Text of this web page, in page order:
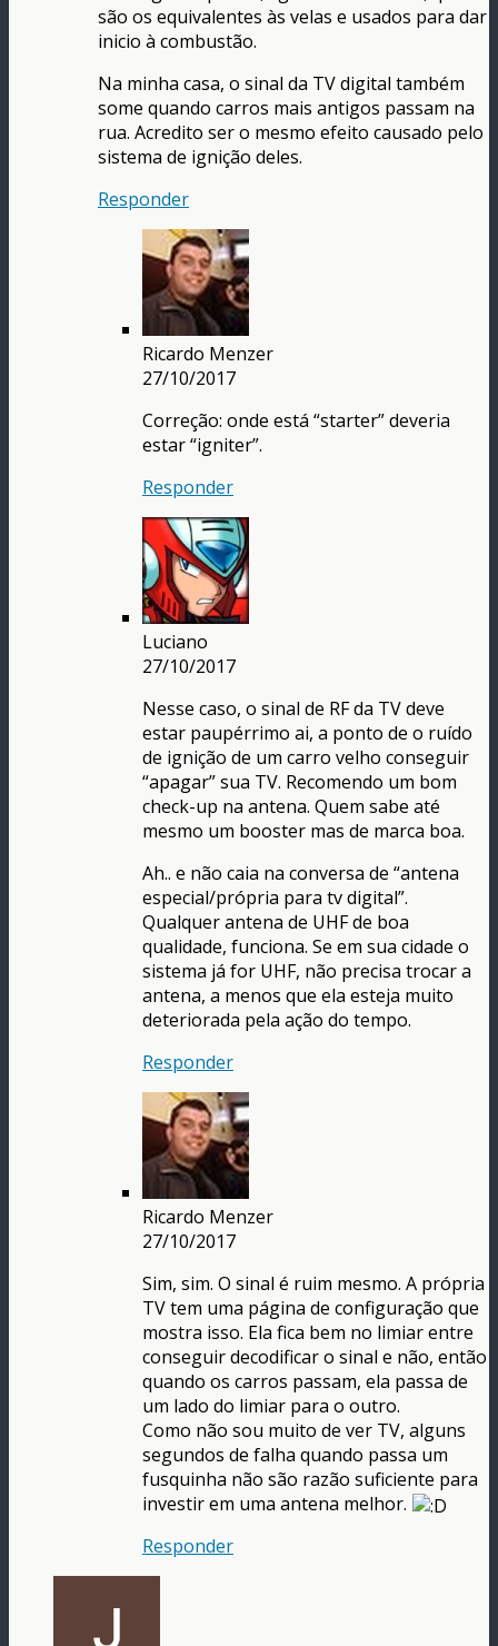
são os equivalentes às velas e usados para dar
inicio à combustão.
Na minha casa, o sinal da TV digital também
some quando carros mais antigos passam na
rua. Acredito ser o mesmo efeito causado pelo
sistema de ignição deles.
Responder
Ricardo Menzer
27/10/2017
Correção: onde está “starter” deveria
estar “igniter”.
Responder
Luciano
27/10/2017
Nesse caso, o sinal de RF da TV deve
estar paupérrimo ai, a ponto de o ruído
de ignição de um carro velho conseguir
“apagar” sua TV. Recomendo um bom
check-up na antena. Quem sabe até
mesmo um booster mas de marca boa.
Ah.. e não caia na conversa de “antena
especial/própria para tv digital”.
Qualquer antena de UHF de boa
qualidade, funciona. Se em sua cidade o
sistema já for UHF, não precisa trocar a
antena, a menos que ela esteja muito
deteriorada pela ação do tempo.
Responder
Ricardo Menzer
27/10/2017
Sim, sim. O sinal é ruim mesmo. A própria
TV tem uma página de configuração que
mostra isso. Ela fica bem no limiar entre
conseguir decodificar o sinal e não, então
quando os carros passam, ela passa de
um lado do limiar para o outro.
Como não sou muito de ver TV, alguns
segundos de falha quando passa um
fusquinha não são razão suficiente para
investir em uma antena melhor.
Responder